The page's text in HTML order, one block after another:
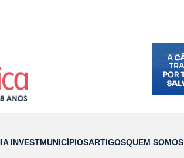
INVESTMUNICÍPIOSARTIGOSQUEM SOMOS